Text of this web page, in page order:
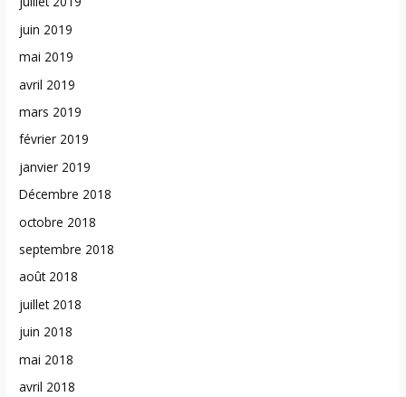
juin 2019
mai 2019
avril 2019
mars 2019
février 2019
janvier 2019
Décembre 2018
octobre 2018
septembre 2018
août 2018
juillet 2018
juin 2018
mai 2018
avril 2018